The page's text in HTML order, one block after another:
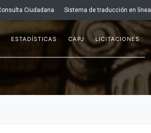
Ciudadana Sistema de traducción en línea
ESTADÍSTICAS CAPJ LICITACIONES